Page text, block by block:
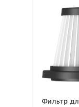
Фильтр